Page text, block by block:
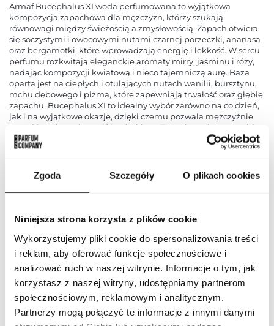
Zgoda Szczegóły O plikach cookies
Niniejsza strona korzysta z plików cookie
Wykorzystujemy pliki cookie do spersonalizowania treści
i reklam, aby oferować funkcje społecznościowe i
analizować ruch w naszej witrynie. Informacje o tym, jak
korzystasz z naszej witryny, udostępniamy partnerom
społecznościowym, reklamowym i analitycznym.
Partnerzy mogą połączyć te informacje z innymi danymi
Armaf Bucephalus XI woda perfumowana to wyjątkowa
kompozycja zapachowa dla mężczyzn, którzy szukają
równowagi między świeżością a zmysłowością. Zapach otwiera
się soczystymi i owocowymi nutami czarnej porzeczki, ananasa
oraz bergamotki, które wprowadzają energię i lekkość. W sercu
perfumu rozkwitają eleganckie aromaty mirry, jaśminu i róży,
nadając kompozycji kwiatową i nieco tajemniczą aurę. Baza
oparta jest na ciepłych i otulających nutach wanilii, bursztynu,
mchu dębowego i piżma, które zapewniają trwałość oraz głębię
zapachu. Bucephalus XI to idealny wybór zarówno na co dzień,
jak i na wyjątkowe okazje, dzięki czemu pozwala mężczyźnie
wyrazić swoją osobowość i styl z klasą. Zapach ten łączy w sobie
świeżość, elegancję i zmysłowość, tworząc harmonijną całość,
która pozostaje w pamięci na długo.
PARAMETRY
Bucephalus XI
Kraj pochodzenia
Zjednoczone Emiraty
Arabskie